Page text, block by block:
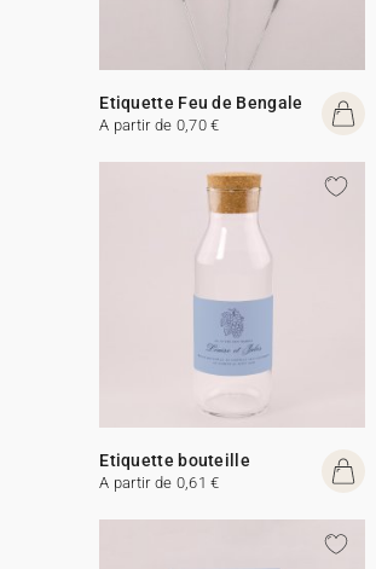
Etiquette Feu de Bengale
A partir de 0,70 €
Etiquette bouteille
A partir de 0,61 €